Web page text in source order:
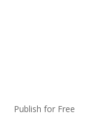
Publish for Free